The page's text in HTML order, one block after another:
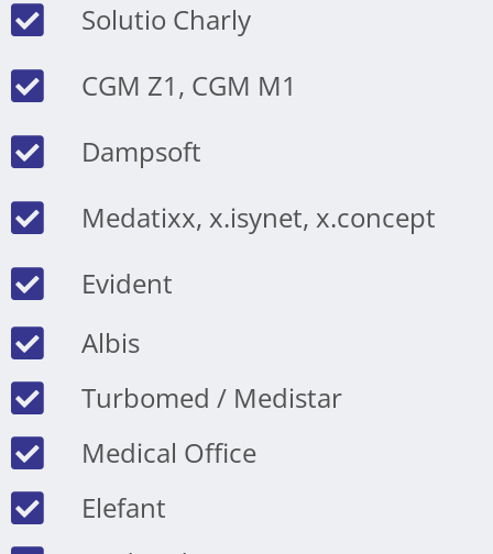
Solutio Charly
CGM Z1, CGM M1
Dampsoft
Medatixx, x.isynet, x.concept
Evident
Albis
Turbomed / Medistar
Medical Office
Elefant